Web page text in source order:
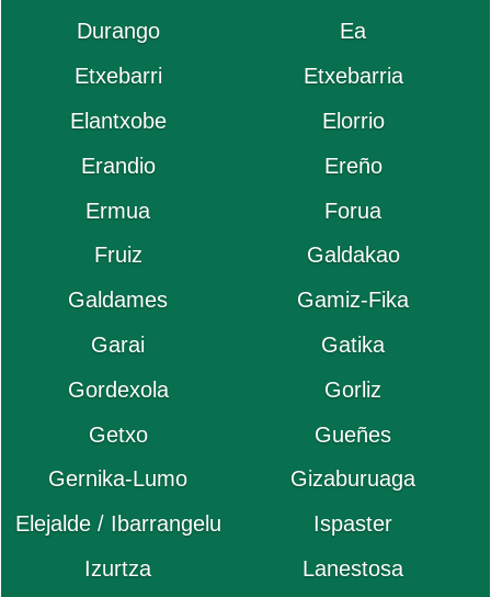
Durango
Ea
Etxebarri
Etxebarria
Elantxobe
Elorrio
Erandio
Ereño
Ermua
Forua
Fruiz
Galdakao
Galdames
Gamiz-Fika
Garai
Gatika
Gordexola
Gorliz
Getxo
Gueñes
Gernika-Lumo
Gizaburuaga
Elejalde / Ibarrangelu
Ispaster
Izurtza
Lanestosa